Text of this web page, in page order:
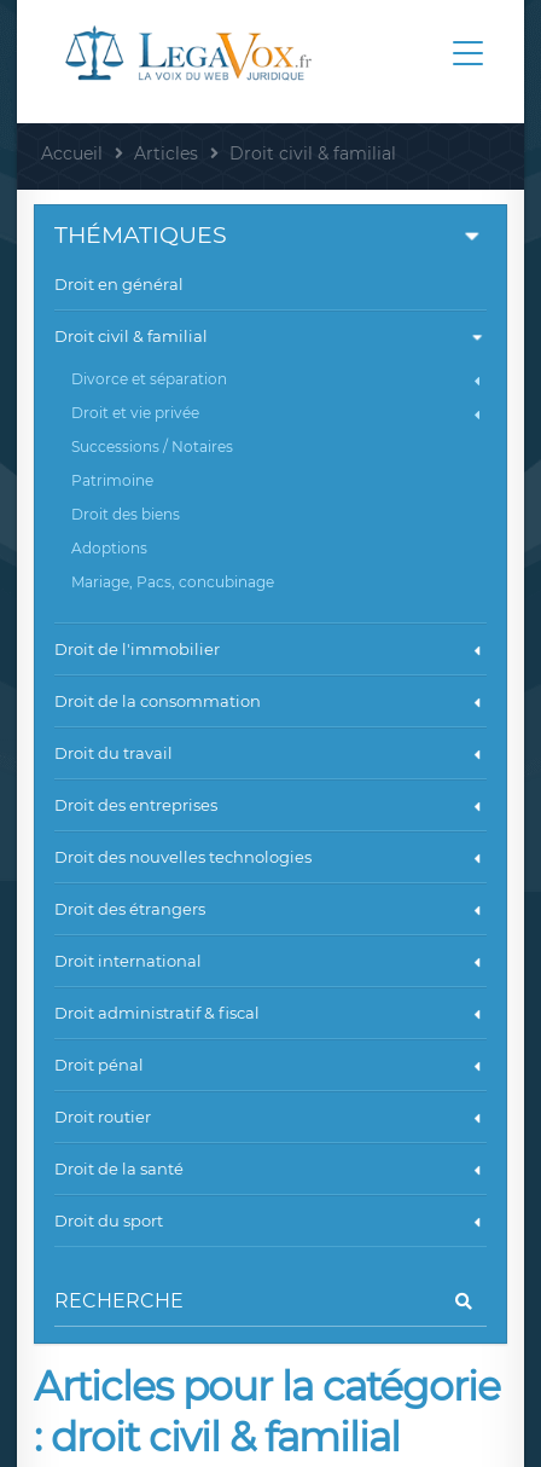
Accueil Articles Droit civil & familial
Articles pour la catégorie
: droit civil & familial
THÉMATIQUES
Droit en général
Droit civil & familial
Divorce et séparation
Droit et vie privée
Successions / Notaires
Patrimoine
Droit des biens
Adoptions
Mariage, Pacs, concubinage
Droit de l'immobilier
Droit de la consommation
Droit du travail
Droit des entreprises
Droit des nouvelles technologies
Droit des étrangers
Droit international
Droit administratif & fiscal
Droit pénal
Droit routier
Droit de la santé
Droit du sport